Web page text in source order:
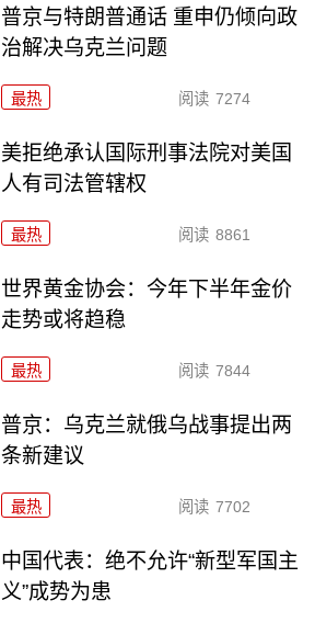
普京与特朗普通话 重申仍倾向政
治解决乌克兰问题
最热 阅读 7274
美拒绝承认国际刑事法院对美国
人有司法管辖权
最热 阅读 8861
世界黄金协会：今年下半年金价
走势或将趋稳
最热 阅读 7844
普京：乌克兰就俄乌战事提出两
条新建议
最热 阅读 7702
中国代表：绝不允许“新型军国主
义”成势为患